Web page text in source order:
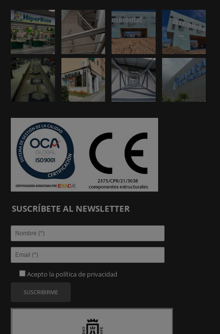
SUSCRÍBETE AL NEWSLETTER
Acepto la política de privacidad